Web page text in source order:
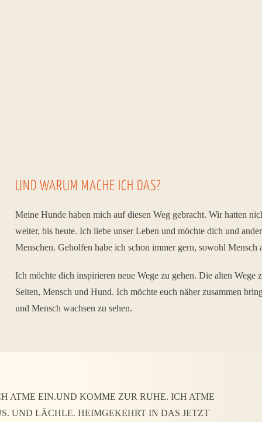
UND WARUM MACHE ICH DAS?
Meine Hunde haben mich auf diesen Weg gebracht. Wir hatten
weiter, bis heute. Ich liebe unser Leben und möchte dich und
Menschen. Geholfen habe ich schon immer gern, sowohl Mensch
Ich möchte dich inspirieren neue Wege zu gehen. Die alten Wege
Seiten, Mensch und Hund. Ich möchte euch näher zusammen
und Mensch wachsen zu sehen.
ATME EIN.UND KOMME ZUR RUHE. ICH ATME
UND LÄCHLE. HEIMGEKEHRT IN DAS JETZT